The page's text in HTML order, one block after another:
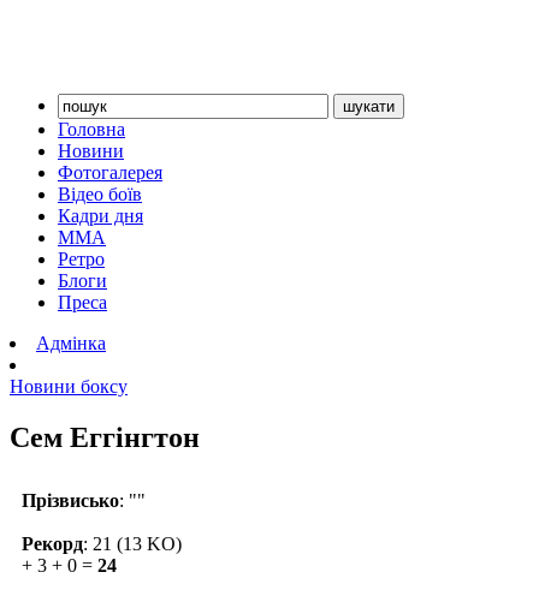
Головна
Новини
Фотогалерея
Відео боїв
Кадри дня
ММА
Ретро
Блоги
Преса
Адмінка
Новини боксу
Сем Еггінгтон
Прізвисько: ""
Рекорд: 21 (13 KO)
+ 3 + 0 = 24